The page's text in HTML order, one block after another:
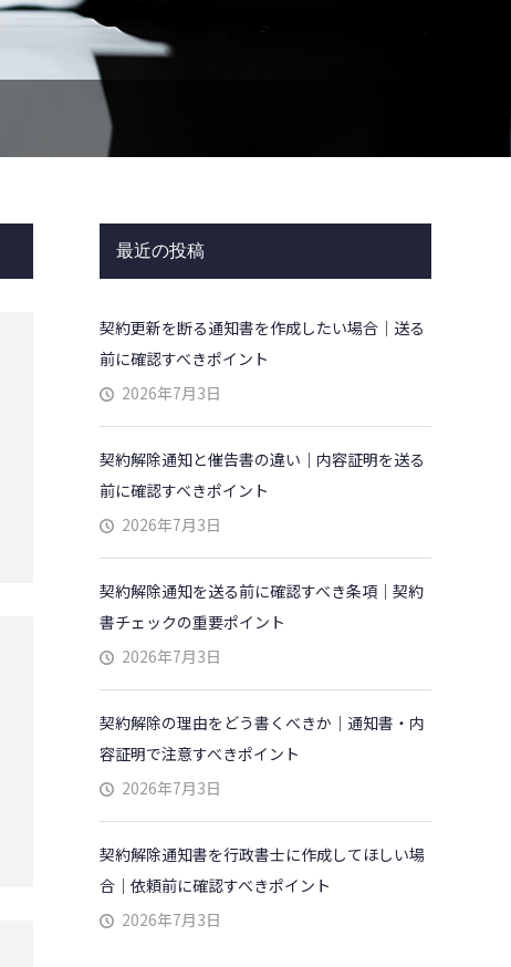
最近の投稿
契約更新を断る通知書を作成したい場合｜送る
前に確認すべきポイント
2026年7月3日
契約解除通知と催告書の違い｜内容証明を送る
前に確認すべきポイント
2026年7月3日
契約解除通知を送る前に確認すべき条項｜契約
書チェックの重要ポイント
2026年7月3日
契約解除の理由をどう書くべきか｜通知書・内
容証明で注意すべきポイント
2026年7月3日
契約解除通知書を行政書士に作成してほしい場
合｜依頼前に確認すべきポイント
2026年7月3日